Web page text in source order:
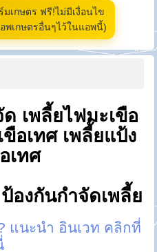
เกษตร ฟรี!ไม่มีเงื่อนไข
พเกษตรอื่นๆไว้ในแอพนี้)
เพลี้ยไฟมะเขือ
อเทศ เพลี้ยแป้ง
เทศ
องกันกำจัดเพลี้ย
แนะนำ อินเวท คลิกที่